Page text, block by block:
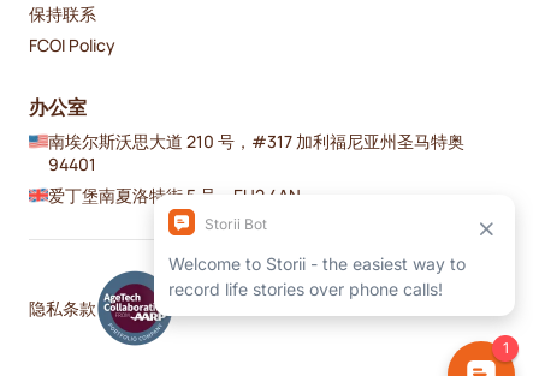
保持联系
FCOI Policy
办公室
南埃尔斯沃思大道 210 号，#317 加利福尼亚州圣马特奥
94401
爱丁堡南夏洛特街 5 号，EH2 4AN
隐私条款